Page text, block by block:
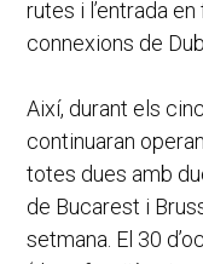
rutes i l’entrada
connexions de
Així, durant els
continuaran
totes dues amb
de Bucarest i
setmana. El 30